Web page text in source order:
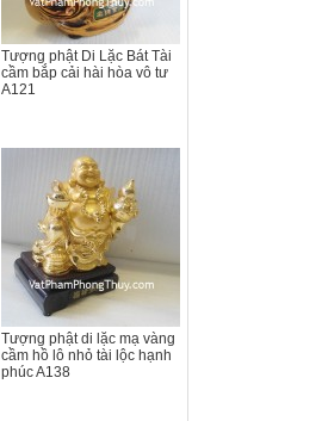
Tượng phật Di Lặc Bát Tài
cầm bắp cải hài hòa vô tư
A121
Tượng phật di lặc mạ vàng
cầm hồ lô nhỏ tài lộc hạnh
phúc A138